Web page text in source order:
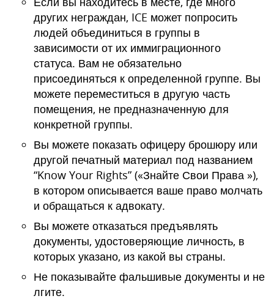
других неграждан, ICE может попросить
людей объединиться в группы в
зависимости от их иммиграционного
статуса. Вам не обязательно
присоединяться к определенной группе. Вы
можете переместиться в другую часть
помещения, не предназначенную для
конкретной группы.
Вы можете показать офицеру брошюру или
другой печатный материал под названием
“Know Your Rights” («Знайте Свои Права »),
в котором описывается ваше право молчать
и обращаться к адвокату.
Вы можете отказаться предъявлять
документы, удостоверяющие личность, в
которых указано, из какой вы страны.
Не показывайте фальшивые документы и не
лгите.